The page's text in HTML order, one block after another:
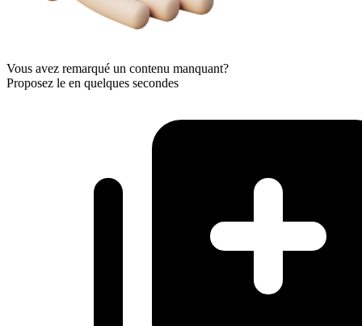
Vous avez remarqué un contenu manquant?
Proposez le en quelques secondes